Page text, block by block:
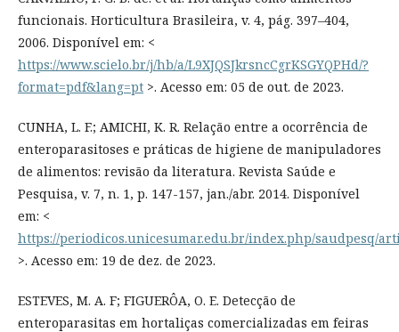
funcionais. Horticultura Brasileira, v. 4, pág. 397–404,
2006. Disponível em: <
https://www.scielo.br/j/hb/a/L9XJQSJkrsncCgrKSGYQPHd/?
format=pdf&lang=pt >. Acesso em: 05 de out. de 2023.
CUNHA, L. F.; AMICHI, K. R. Relação entre a ocorrência de
enteroparasitoses e práticas de higiene de manipuladores
de alimentos: revisão da literatura. Revista Saúde e
Pesquisa, v. 7, n. 1, p. 147-157, jan./abr. 2014. Disponível
em: <
https://periodicos.unicesumar.edu.br/index.php/saudpesq/
>. Acesso em: 19 de dez. de 2023.
ESTEVES, M. A. F; FIGUERÔA, O. E. Detecção de
enteroparasitas em hortaliças comercializadas em feiras